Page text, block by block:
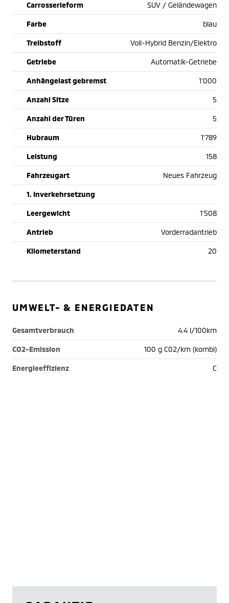
Carrosserieform SUV / Geländewagen
Farbe blau
Treibstoff Voll-Hybrid Benzin/Elektro
Getriebe Automatik-Getriebe
Anhängelast gebremst 1'000
Anzahl Sitze 5
Anzahl der Türen 5
Hubraum 1'789
Leistung 158
Fahrzeugart Neues Fahrzeug
1. Inverkehrsetzung
Leergewicht 1'508
Antrieb Vorderradantrieb
Kilometerstand 20
UMWELT- & ENERGIEDATEN
Gesamtverbrauch 4.4 l/100km
CO2-Emission 100 g C02/km (kombi)
Energieeffizienz C